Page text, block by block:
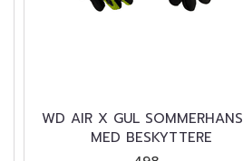
WD AIR X GUL
MED BESKYTTERE